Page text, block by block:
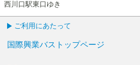
西川口駅東口ゆき
ご利用にあたって
国際興業バストップページ